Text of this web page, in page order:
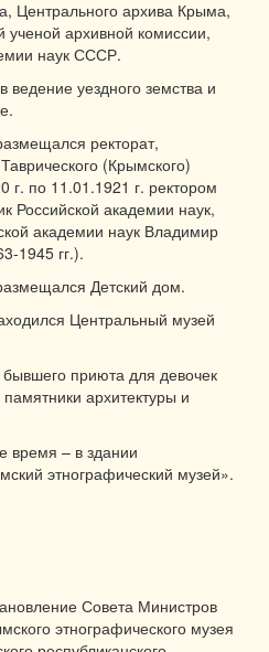
Центрального архива Крыма,
ученой архивной комиссии,
наук СССР.
ведение уездного земства и
ректорат,
(Крымского)
г. по 11.01.1921 г. ректором
Российской академии наук,
академии наук Владимир
1945 гг.).
Детский дом.
Центральный музей
приюта для девочек
архитектуры и
время – в здании
этнографический музей».
Совета Министров
этнографического музея